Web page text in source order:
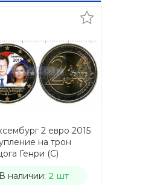
2 евро 2015
на трон
Генри (C)
В наличии: 2 шт